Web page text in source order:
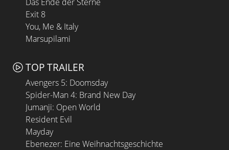
Exit 8
You, Me & Italy
Marsupilami
TOP TRAILER
Avengers 5: Doomsday
Spider-Man 4: Brand New Day
Jumanji: Open World
Resident Evil
Mayday
Ebenezer: Eine Weihnachtsgeschichte